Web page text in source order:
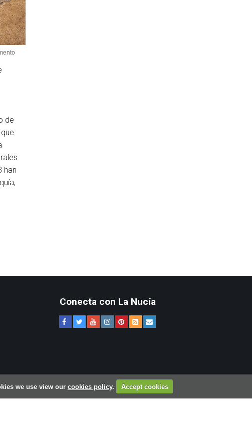
de
han
Conecta con La Nucía
Contactar Mapa web
we use view our cookies policy. Accept cookies